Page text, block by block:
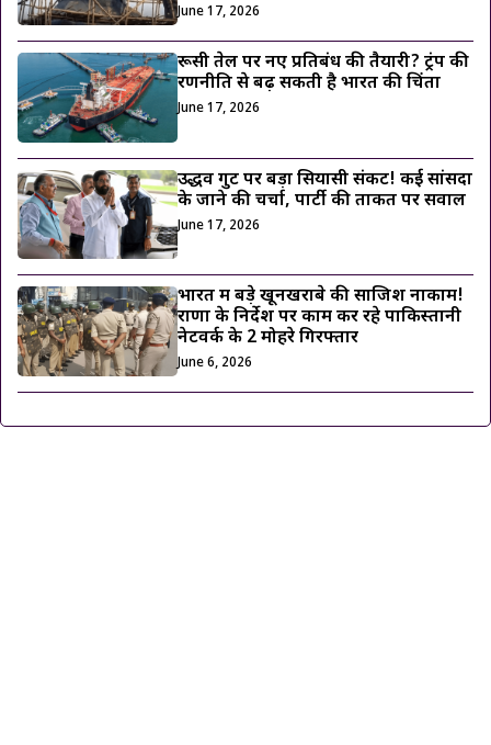
June 17, 2026
रूसी तेल पर नए प्रतिबंध की तैयारी? ट्रंप की
रणनीति से बढ़ सकती है भारत की चिंता
June 17, 2026
उद्धव गुट पर बड़ा सियासी संकट! कई सांसदों
के जाने की चर्चा, पार्टी की ताकत पर सवाल
June 17, 2026
भारत में बड़े खूनखराबे की साजिश नाकाम!
राणा के निर्देश पर काम कर रहे पाकिस्तानी
नेटवर्क के 2 मोहरे गिरफ्तार
June 6, 2026